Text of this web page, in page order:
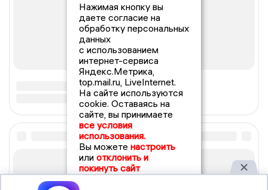
Нажимая кнопку вы
даете согласие на
обработку персональных
данных
с использованием
интернет-сервиса
Яндекс.Метрика,
top.mail.ru, LiveInternet.
На сайте используются
cookie. Оставаясь на
сайте, вы принимаете
все условия
использования.
Вы можете настроить
или отклонить и
покинуть сайт